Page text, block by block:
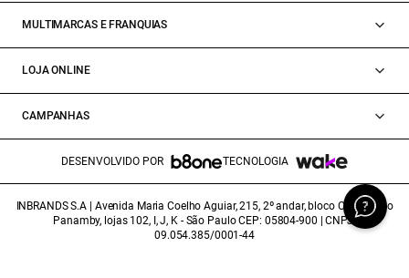
MULTIMARCAS E FRANQUIAS
LOJA ONLINE
CAMPANHAS
DESENVOLVIDO POR TECNOLOGIA
INBRANDS S.A | Avenida Maria Coelho Aguiar, 215, 2º andar, bloco C/E/G, Piso
Panamby, lojas 102, I, J, K - São Paulo CEP: 05804-900 | CNPJ:
09.054.385/0001-44